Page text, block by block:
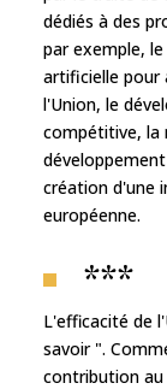
dédiés à des
par exemple,
artificielle pour
l'Union, le
compétitive, la
création d'une
européenne.
***
L'efficacité de
savoir ".
contribution